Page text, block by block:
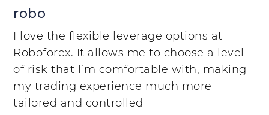
robo
I love the flexible leverage options at
Roboforex. It allows me to choose a level
of risk that I’m comfortable with, making
my trading experience much more
tailored and controlled